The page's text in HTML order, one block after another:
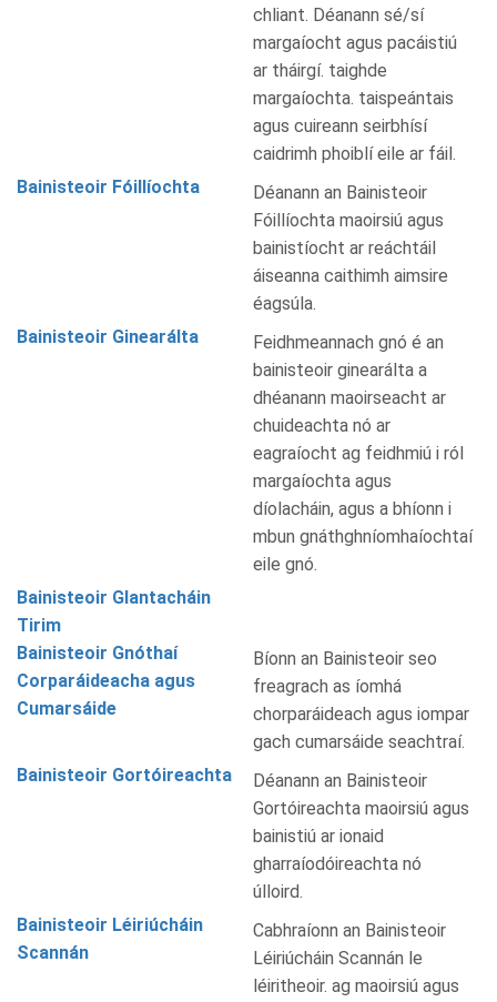
chliant. Déanann sé/sí
margaíocht agus pacáistiú
ar tháirgí. taighde
margaíochta. taispeántais
agus cuireann seirbhísí
caidrimh phoiblí eile ar fáil.
Bainisteoir Fóillíochta
Déanann an Bainisteoir
Fóillíochta maoirsiú agus
bainistíocht ar reáchtáil
áiseanna caithimh aimsire
éagsúla.
Bainisteoir Ginearálta
Feidhmeannach gnó é an
bainisteoir ginearálta a
dhéanann maoirseacht ar
chuideachta nó ar
eagraíocht ag feidhmiú i ról
margaíochta agus
díolacháin, agus a bhíonn i
mbun gnáthghníomhaíochtaí
eile gnó.
Bainisteoir Glantacháin
Tirim
Bainisteoir Gnóthaí
Corparáideacha agus
Cumarsáide
Bíonn an Bainisteoir seo
freagrach as íomhá
chorparáideach agus iompar
gach cumarsáide seachtraí.
Bainisteoir Gortóireachta
Déanann an Bainisteoir
Gortóireachta maoirsiú agus
bainistiú ar ionaid
gharraíodóireachta nó
úlloird.
Bainisteoir Léiriúcháin
Scannán
Cabhraíonn an Bainisteoir
Léiriúcháin Scannán le
léiritheoir. ag maoirsiú agus